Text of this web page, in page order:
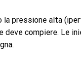
la pressione alta
deve compiere. Le